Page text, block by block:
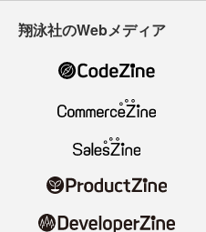
翔泳社のWebメディア